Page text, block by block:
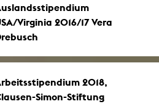
Virginia 2016/17 Vera
2018,
Simon-Stiftung